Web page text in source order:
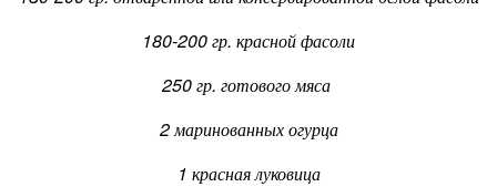
180-200 гр. красной фасоли
250 гр. готового мяса
2 маринованных огурца
1 красная луковица